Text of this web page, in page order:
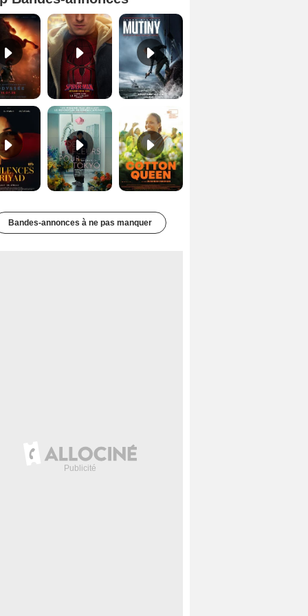
L'Odyssée Bande-annonce VO STFR Spider-Man: Brand New Day Bande-annonce VO STFR
Les Silences de Riyad Bande-annonce VO STFR Cotton Queen Bande-annonce VO STFR
Bandes-annonces à ne pas manquer